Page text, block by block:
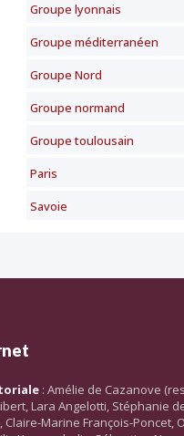
Groupe lyonnais
Groupe méditerranéen
Groupe Nord
Groupe normand
Groupe toulousain
Paris
Savoie
: Amélie de Cazanove
Lara Angelotti, Stéphanie
Claire-Marine François-Poncet,